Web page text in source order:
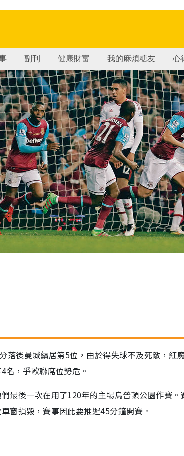
副刊 健康財富 我的麻煩糖友 心
落後曼城續居第5位，由於得失球不及死敵，紅
名，爭歐聯席位勢危。
最後一次在用了120年的主場烏普頓公園作賽
窗損毀，賽事因此要推遲45分鐘開賽。